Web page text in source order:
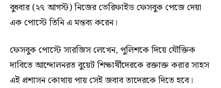
বুধবার (২৭ আগস্ট) নিজের ভেরিফাইড ফেসবুক পেজে দেয়া
এক পোস্টে তিনি এ মন্তব্য করেন।
ফেসবুক পোস্টে সারজিস লেখেন, পুলিশকে দিয়ে যৌক্তিক
দাবিতে আন্দোলনরত বুয়েট শিক্ষার্থীদেরকে রক্তাক্ত করার সাহস
এই প্রশাসন কোথায় পায় সেই জবাব তাদেরকে দিতে হবে।